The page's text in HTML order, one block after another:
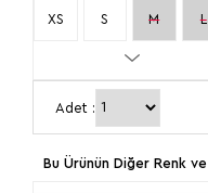
XS S M L
Adet :
Bu Ürünün Diğer Renk